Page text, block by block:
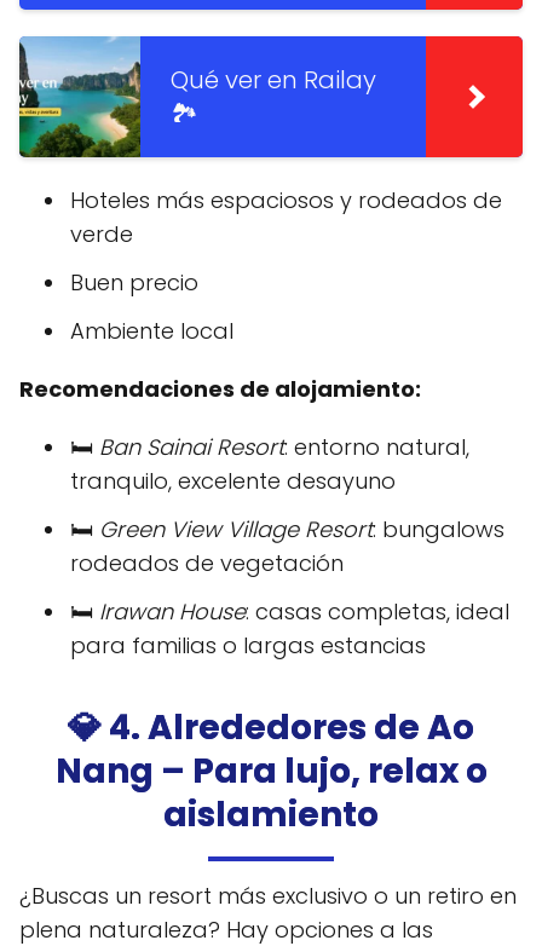
Qué ver en Railay
🏞️
Hoteles más espaciosos y rodeados de
verde
Buen precio
Ambiente local
Recomendaciones de alojamiento:
🛏️ Ban Sainai Resort: entorno natural,
tranquilo, excelente desayuno
🛏️ Green View Village Resort: bungalows
rodeados de vegetación
🛏️ Irawan House: casas completas, ideal
para familias o largas estancias
💎 4. Alrededores de Ao
Nang – Para lujo, relax o
aislamiento
¿Buscas un resort más exclusivo o un retiro en
plena naturaleza? Hay opciones a las